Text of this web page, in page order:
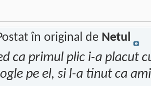
în original de Netul
ca primul plic i-a placut
pe el, si l-a tinut ca